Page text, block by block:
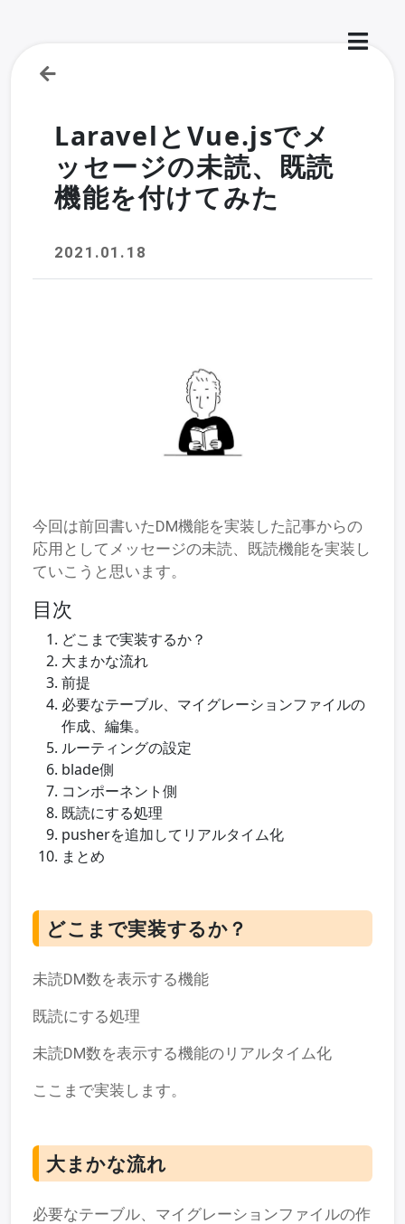
LaravelとVue.jsでメ
ッセージの未読、既読
機能を付けてみた
2021.01.18
今回は前回書いたDM機能を実装した記事からの
応用としてメッセージの未読、既読機能を実装し
ていこうと思います。
目次
どこまで実装するか？
大まかな流れ
前提
必要なテーブル、マイグレーションファイルの
作成、編集。
ルーティングの設定
blade側
コンポーネント側
既読にする処理
pusherを追加してリアルタイム化
まとめ
どこまで実装するか？
未読DM数を表示する機能
既読にする処理
未読DM数を表示する機能のリアルタイム化
ここまで実装します。
大まかな流れ
必要なテーブル、マイグレーションファイルの作